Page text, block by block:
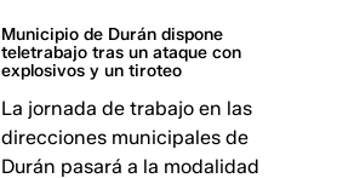
Municipio de Durán dispone
teletrabajo tras un ataque con
explosivos y un tiroteo
La jornada de trabajo en las
direcciones municipales de
Durán pasará a la modalidad